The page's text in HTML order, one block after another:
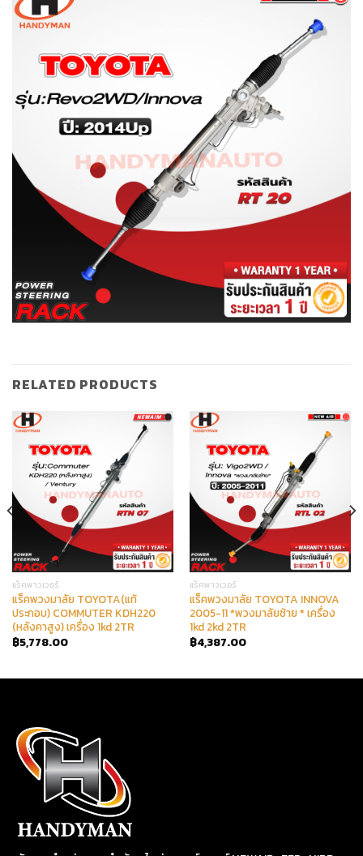
RELATED PRODUCTS
แร็คพาวเวอร์
แร็คพวงมาลัย TOYOTA(แท้
ประกอบ) COMMUTER KDH220
(หลังคาสูง) เครื่อง 1kd 2TR
฿5,778.00
แร็คพาวเวอร์
แร็คพวงมาลัย TOYOTA INNOVA
2005-11 *พวงมาลัยซ้าย * เครื่อง
1kd 2kd 2TR
฿4,387.00